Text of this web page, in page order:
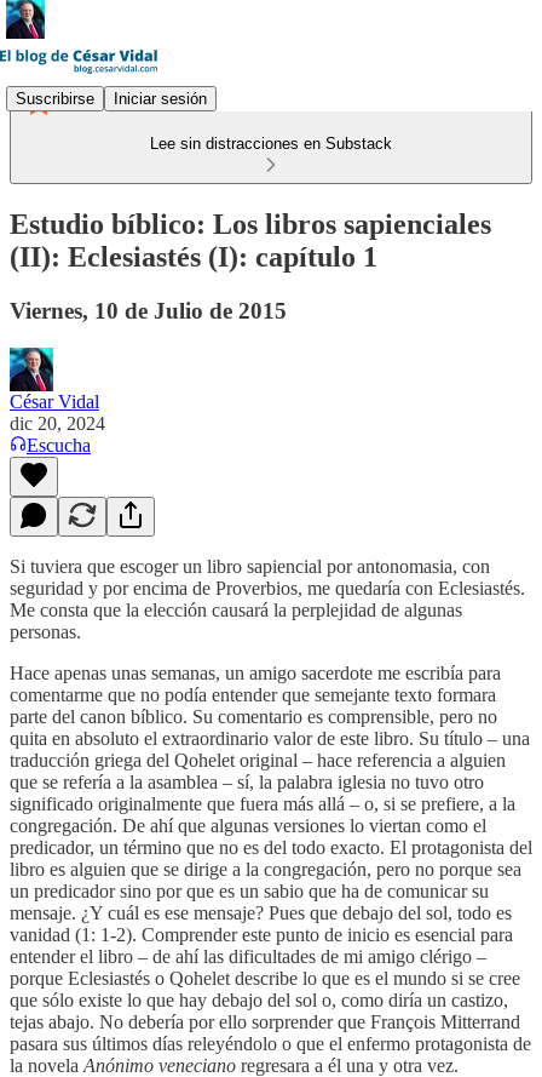
Suscribirse Iniciar sesión
Lee sin distracciones en Substack
Estudio bíblico: Los libros sapienciales
(II): Eclesiastés (I): capítulo 1
Viernes, 10 de Julio de 2015
César Vidal
dic 20, 2024
Escucha
Si tuviera que escoger un libro sapiencial por antonomasia, con
seguridad y por encima de Proverbios, me quedaría con Eclesiastés.
Me consta que la elección causará la perplejidad de algunas
personas.
​Hace apenas unas semanas, un amigo sacerdote me escribía para
comentarme que no podía entender que semejante texto formara
parte del canon bíblico. Su comentario es comprensible, pero no
quita en absoluto el extraordinario valor de este libro. Su título – una
traducción griega del Qohelet original – hace referencia a alguien
que se refería a la asamblea – sí, la palabra iglesia no tuvo otro
significado originalmente que fuera más allá – o, si se prefiere, a la
congregación. De ahí que algunas versiones lo viertan como el
predicador, un término que no es del todo exacto. El protagonista del
libro es alguien que se dirige a la congregación, pero no porque sea
un predicador sino por que es un sabio que ha de comunicar su
mensaje. ¿Y cuál es ese mensaje? Pues que debajo del sol, todo es
vanidad (1: 1-2). Comprender este punto de inicio es esencial para
entender el libro – de ahí las dificultades de mi amigo clérigo –
porque Eclesiastés o Qohelet describe lo que es el mundo si se cree
que sólo existe lo que hay debajo del sol o, como diría un castizo,
tejas abajo. No debería por ello sorprender que François Mitterrand
pasara sus últimos días releyéndolo o que el enfermo protagonista de
la novela Anónimo veneciano regresara a él una y otra vez.